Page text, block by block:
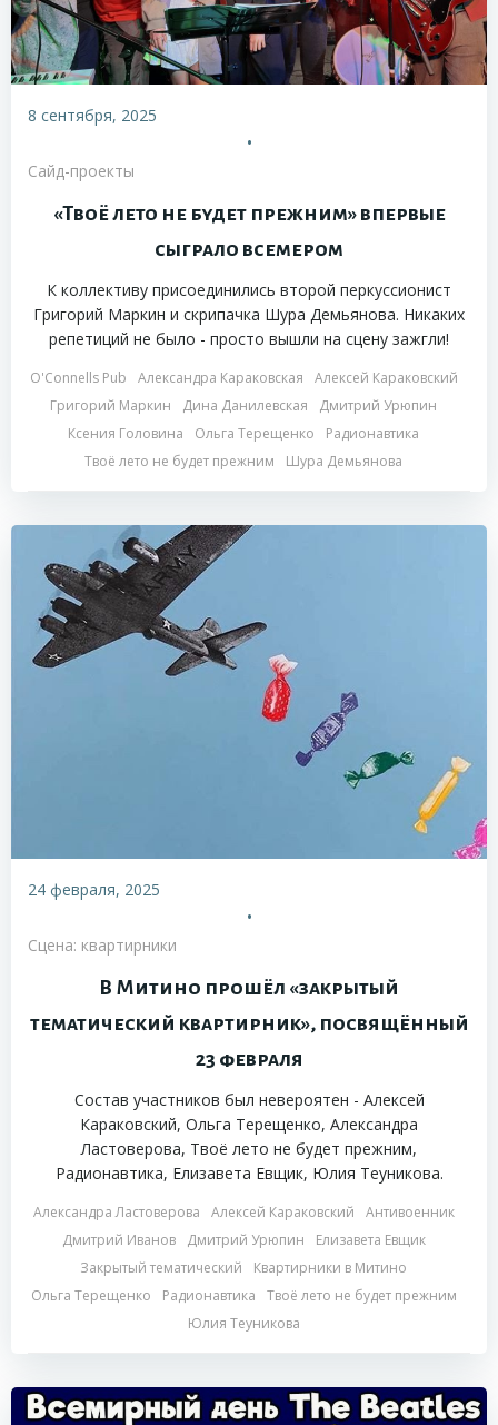
8 сентября, 2025
•
Сайд-проекты
«Твоё лето не будет прежним» впервые
сыграло всемером
К коллективу присоединились второй перкуссионист
Григорий Маркин и скрипачка Шура Демьянова. Никаких
репетиций не было - просто вышли на сцену зажгли!
O'Connells Pub Александра Караковская
Алексей Караковский
Григорий Маркин
Дина Данилевская
Дмитрий Урюпин
Ксения Головина
Ольга Терещенко
Радионавтика
Твоё лето не будет прежним
Шура Демьянова
24 февраля, 2025
•
Сцена: квартирники
В Митино прошёл «закрытый
тематический квартирник», посвящённый
23 февраля
Состав участников был невероятен - Алексей
Караковский, Ольга Терещенко, Александра
Ластоверова, Твоё лето не будет прежним,
Радионавтика, Елизавета Евщик, Юлия Теуникова.
Александра Ластоверова Алексей Караковский
Антивоенник
Дмитрий Иванов
Дмитрий Урюпин
Елизавета Евщик
Закрытый тематический
Квартирники в Митино
Ольга Терещенко
Радионавтика
Твоё лето не будет прежним
Юлия Теуникова